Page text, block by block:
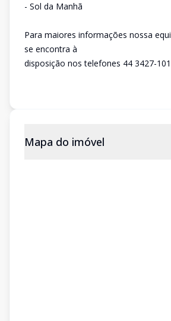
- Sol da Manhã
Para maiores informações nossa
se encontra à
disposição nos telefones 44 3427-
Mapa do imóvel